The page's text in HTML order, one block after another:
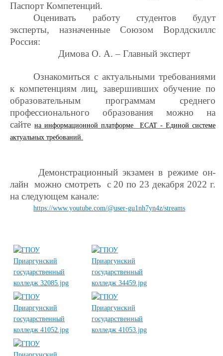
Паспорт Компетенций.
Оценивать работу студентов будут
эксперты, назначенные Союзом Ворлдскиллс
Россия:
Димова О. А. – Главный эксперт
Ознакомиться с актуальными требованиями
к компетенциям лиц, завершивших обучение по
образовательным программам среднего
профессионального образования можно на
сайтена информационной платформе ЕCAT - Единой системе
актуальных требований.
Демонстрационный экзамен в режиме он-
лайн можно смотреть с 20 по 23 декабря 2022 г.
на следующем канале:
https://www.youtube.com/@user-gu1nh7yn4z/streams